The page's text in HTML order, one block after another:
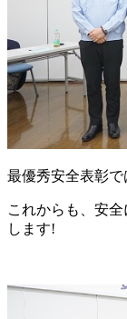
最優秀安全表彰
これからも、安
します!